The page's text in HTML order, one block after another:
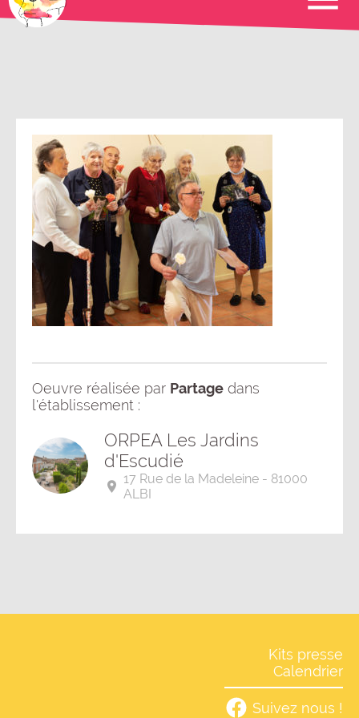
Oeuvre réalisée par Partage dans
l'établissement :
ORPEA Les Jardins
d'Escudié
17 Rue de la Madeleine - 81000
ALBI
Kits presse
Calendrier
Suivez nous !